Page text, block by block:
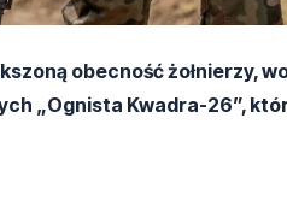
obecność żołnierzy,
„Ognista Kwadra-26”,